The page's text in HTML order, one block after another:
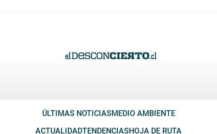
ÚLTIMAS NOTICIAS MEDIO AMBIENTE
ACTUALIDADTENDENCIAS HOJA DE RUTA